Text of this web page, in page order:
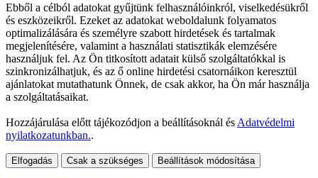
Ebből a célból adatokat gyűjtünk felhasználóinkról, viselkedésükről
és eszközeikről. Ezeket az adatokat weboldalunk folyamatos
optimalizálására és személyre szabott hirdetések és tartalmak
megjelenítésére, valamint a használati statisztikák elemzésére
használjuk fel. Az Ön titkosított adatait külső szolgáltatókkal is
szinkronizálhatjuk, és az ő online hirdetési csatornáikon keresztül
ajánlatokat mutathatunk Önnek, de csak akkor, ha Ön már használja
a szolgáltatásaikat.
Hozzájárulása előtt tájékozódjon a beállításoknál és Adatvédelmi
nyilatkozatunkban..
Elfogadás Csak a szükséges Beállítások módosítása